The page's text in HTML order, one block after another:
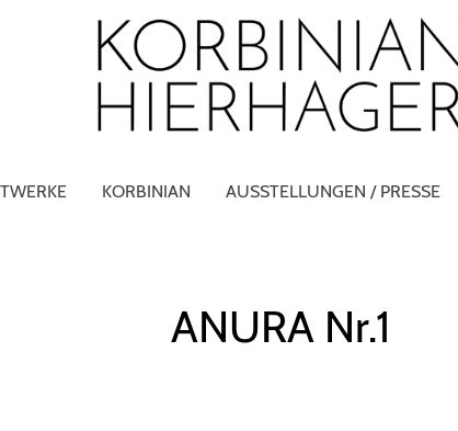
KORBINIAN AUSSTELLUNGEN / PRESSE
ANURA Nr.1